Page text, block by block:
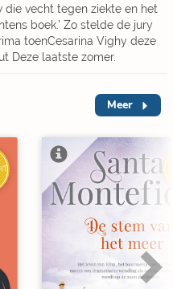
die vecht tegen ziekte en het
boek.’ Zo stelde de jury
toenCesarina Vighy deze
Deze laatste zomer.
Meer